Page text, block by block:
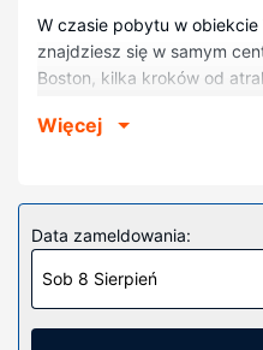
W czasie pobytu w obiekcie
znajdziesz się w samym
Boston, kilka kroków od
New England Aquarium.
Poczuj się jak w domu w
wyposażenie to minibar i
Bezpłatny przewodowy i
internetu zapewni łączność
Więcej
Data zameldowania:
Sob 8 Sierpień